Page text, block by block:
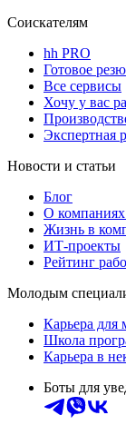
Соискателям
hh PRO
Готовое
Все сервисы
Хочу у вас
Экспертная
Новости и статьи
Блог
О
Жизнь в
ИТ-проекты
Рейтинг
Молодым
Карьера для
Школа
Карьера в
Боты для